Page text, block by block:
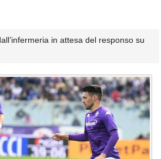
in attesa del responso su